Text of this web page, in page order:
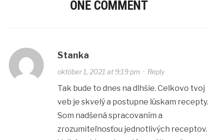
ONE COMMENT
Stanka
október 1, 2021 at 9:19 pm · Reply
Tak bude to dnes na dlhšie. Celkovo tvoj
veb je skvelý a postupne lúskam recepty.
Som nadšená spracovaním a
zrozumiteľnosťou jednotlivých receptov.